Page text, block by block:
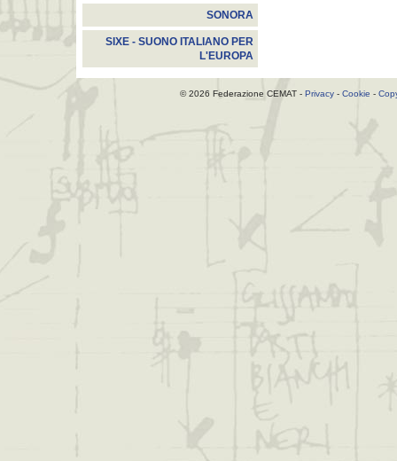
SONORA
SIXE - SUONO ITALIANO PER
L'EUROPA
© 2026 Federazione CEMAT - Privacy - Cookie -